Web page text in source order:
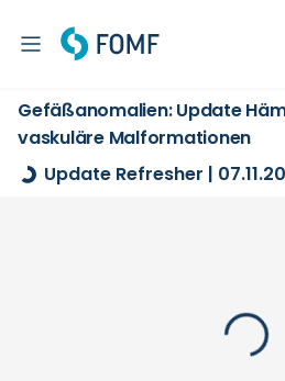
Gefäßanomalien: Update
vaskuläre Malformationen
Update Refresher |